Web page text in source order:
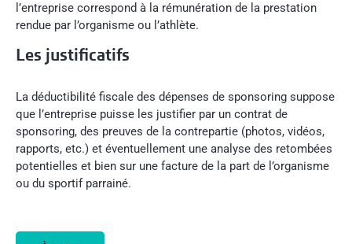
l’entreprise correspond à la rémunération de la prestation
rendue par l’organisme ou l’athlète.
Les justificatifs
La déductibilité fiscale des dépenses de sponsoring suppose
que l’entreprise puisse les justifier par un contrat de
sponsoring, des preuves de la contrepartie (photos, vidéos,
rapports, etc.) et éventuellement une analyse des retombées
potentielles et bien sur une facture de la part de l’organisme
ou du sportif parrainé.